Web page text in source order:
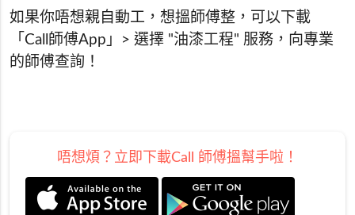
如果你唔想親自動工，想搵師傅整，可以下載
「Call師傅App」> 選擇 "油漆工程" 服務，向專業
的師傅查詢！
唔想煩？立即下載Call 師傅搵幫手啦！